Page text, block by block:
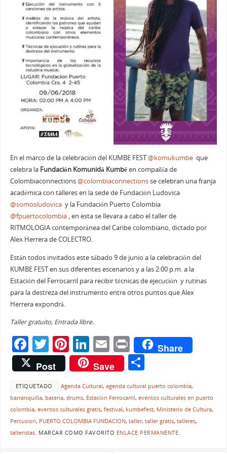
En el marco de la celebración del KUMBE FEST@komukumbeque
celebra la Fundación Komunidá Kumbéen compañía de
Colombiaconnections@colombiaconnectionsse celebran una franja
académica con talleres en la sede de Fundación Ludovica
@somosludovicay la Fundación Puerto Colombia
@fpuertocolombia, en esta se llevara a cabo el taller de
RITMOLOGIA contemporánea del Caribe colombiano, dictado por
Alex Herrera de COLECTRO.
Están todos invitados este sábado 9 de junio a la celebración del
KUMBE FEST en sus diferentes escenarios y a las 2:00 p.m. a la
Estación del Ferrocarril para recibir técnicas de ejecución y rutinas
para la destreza del instrumento entre otros puntos que Alex
Herrera expondrá.
Taller gratuito, Entrada libre.
F
a
c
e
b
o
o
T
w
itt
er
Pi
nt
er
e
st
Li
n
k
e
dI
n
E
m
ai
l
Pr
in
t
Share
Post
Save C
o
m
p
ar
ETIQUETADO Agenda Cultural, agenda cultural puerto colombia,
barranquilla, bateria, drums, Estación Ferrocarril, eventos culturales en puerto
colombia, eventos culturales gratis, festival, kumbefest, Ministerio de Cultura,
Percusion, PUERTO COLOMBIA FUNDACION, taller, taller gratis, talleres,
talleristas. MARCAR COMO FAVORITO ENLACE PERMANENTE.